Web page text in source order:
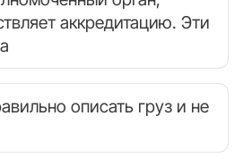
аккредитацию. Эти
описать груз и не